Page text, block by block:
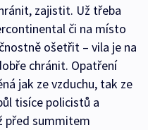
zajistit. Už třeba
či na místo
ošetřit – vila je na
chránit. Opatření
jak ze vzduchu, tak ze
tisíce policistů a
před summitem